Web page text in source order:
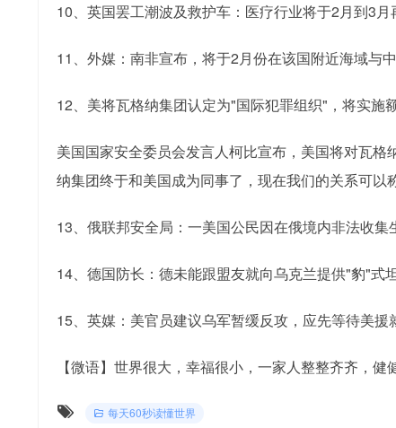
10、英国罢工潮波及救护车：医疗行业将于2月到3
11、外媒：南非宣布，将于2月份在该国附近海域与
12、美将瓦格纳集团认定为"国际犯罪组织"，将实施
美国国家安全委员会发言人柯比宣布，美国将对瓦格
纳集团终于和美国成为同事了，现在我们的关系可以称
13、俄联邦安全局：一美国公民因在俄境内非法收
14、德国防长：德未能跟盟友就向乌克兰提供"豹"式
15、英媒：美官员建议乌军暂缓反攻，应先等待美
【微语】世界很大，幸福很小，一家人整整齐齐，
每天60秒读懂世界